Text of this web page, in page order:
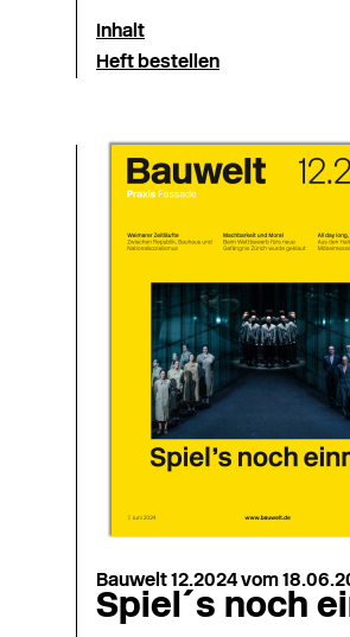
Inhalt
Heft bestellen
Bauwelt 12.2024 vom
Spiel´s noch